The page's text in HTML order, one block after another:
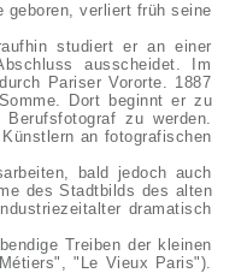
geboren, verliert früh seine
studiert er an einer
ausscheidet. Im
Pariser Vororte. 1887
Dort beginnt er zu
zu werden.
an fotografischen
bald jedoch auch
des Stadtbilds des alten
dramatisch
Treiben der kleinen
"Le Vieux Paris").